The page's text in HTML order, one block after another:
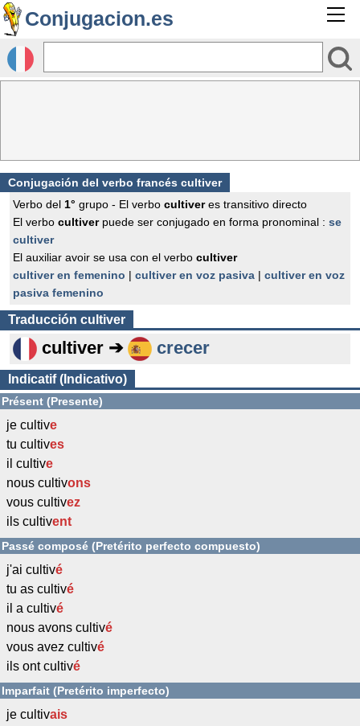
Conjugacion.es
Conjugación del verbo francés cultiver
Verbo del 1° grupo - El verbo cultiveres transitivo directo
El verbo cultiverpuede ser conjugado en forma pronominal : se
cultiver
El auxiliar avoir se usa con el verbo cultiver
cultiver en femenino | cultiver en voz pasiva | cultiver en voz
pasiva femenino
Traducción cultiver
cultiver ➔ crecer
Indicatif (Indicativo)
Présent (Presente)
je cultive
tu cultives
il cultive
nous cultivons
vous cultivez
ils cultivent
Passé composé (Pretérito perfecto compuesto)
j'ai cultivé
tu as cultivé
il a cultivé
nous avons cultivé
vous avez cultivé
ils ont cultivé
Imparfait (Pretérito imperfecto)
je cultivais